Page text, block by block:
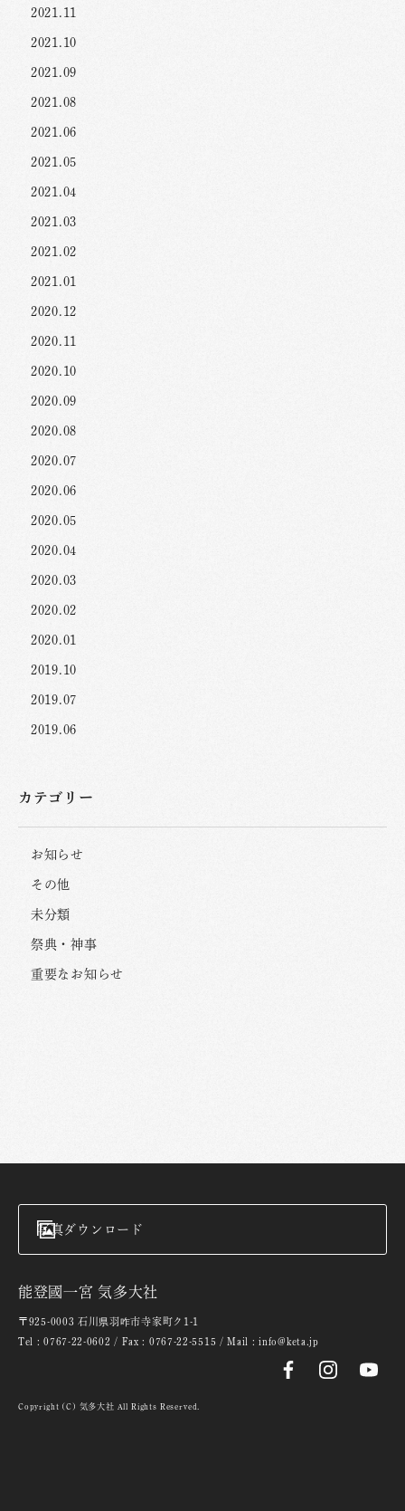
2021.11
2021.10
2021.09
2021.08
2021.06
2021.05
2021.04
2021.03
2021.02
2021.01
2020.12
2020.11
2020.10
2020.09
2020.08
2020.07
2020.06
2020.05
2020.04
2020.03
2020.02
2020.01
2019.10
2019.07
2019.06
カテゴリー
お知らせ
その他
未分類
祭典・神事
重要なお知らせ
写真ダウンロード
能登國一宮 気多大社
〒925-0003 石川県羽咋市寺家町ク1-1
Tel : 0767-22-0602 / Fax : 0767-22-5515 / Mail : info@keta.jp
Copyright (C) 気多大社 All Rights Reserved.